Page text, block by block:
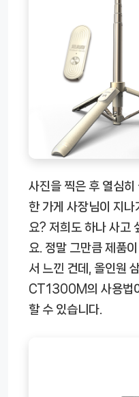
사진을 찍은 후 열심
한 가게 사장님이 지나
요? 저희도 하나 사고
요. 정말 그만큼 제품
서 느낀 건데, 올인원
CT1300M의 사용법
할 수 있습니다.